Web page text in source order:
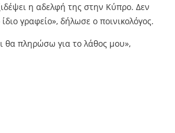
η αδελφή της στην Κύπρο. Δεν
γραφείο», δήλωσε ο ποινικολόγος.
θα πληρώσω για το λάθος μου»,